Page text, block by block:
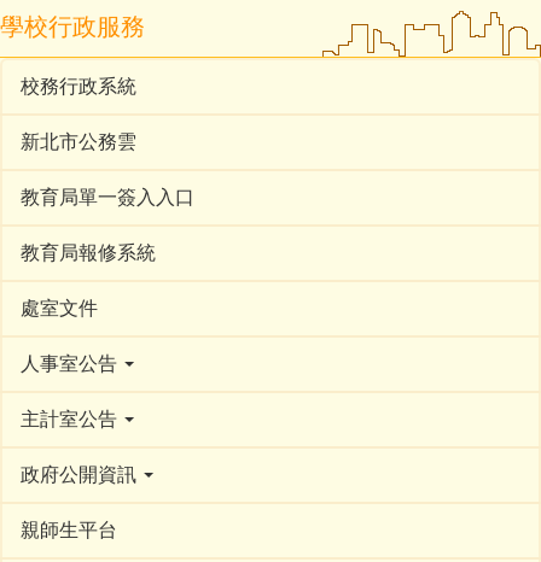
學校行政服務
校務行政系統
新北市公務雲
教育局單一簽入入口
教育局報修系統
處室文件
人事室公告
主計室公告
政府公開資訊
親師生平台